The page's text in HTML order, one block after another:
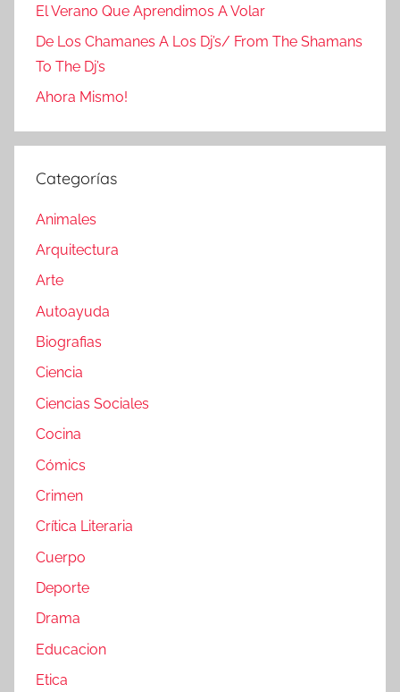
El Verano Que Aprendimos A Volar
De Los Chamanes A Los Dj’s/ From The Shamans
To The Dj’s
Ahora Mismo!
Categorías
Animales
Arquitectura
Arte
Autoayuda
Biografias
Ciencia
Ciencias Sociales
Cocina
Cómics
Crimen
Crítica Literaria
Cuerpo
Deporte
Drama
Educacion
Etica